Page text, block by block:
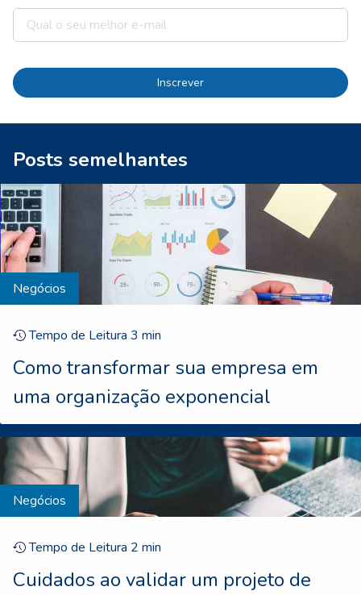
Inscrever
Posts semelhantes
Negócios
Tempo de Leitura 3 min
Como transformar sua empresa em
uma organização exponencial
Negócios
Tempo de Leitura 2 min
Cuidados ao validar um projeto de